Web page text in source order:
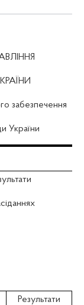
забезпечення
України
Результати